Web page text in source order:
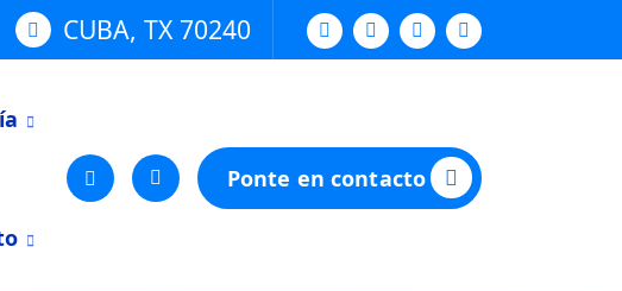
CUBA, TX 70240
Ponte en contacto